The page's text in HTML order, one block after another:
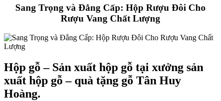
LượngSang Trọng và Đẳng Cấp: Hộp Rượu Đôi Cho
Rượu Vang Chất Lượng
Hộp gỗ – Sản xuất hộp gỗ tại xưởng sản
xuất hộp gỗ – quà tặng gỗ Tân Huy
Hoàng.